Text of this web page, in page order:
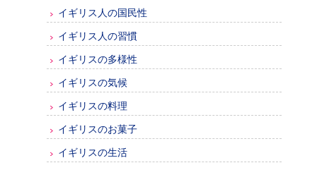
イギリス人の国民性
イギリス人の習慣
イギリスの多様性
イギリスの気候
イギリスの料理
イギリスのお菓子
イギリスの生活